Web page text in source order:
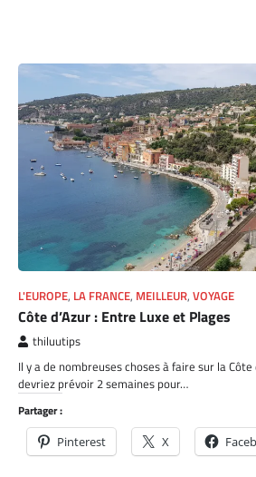
L'EUROPE, LA FRANCE, MEILLEUR, VOYAGE
Côte d’Azur : Entre Luxe et Plages
thiluutips
Il y a de nombreuses choses à faire sur la Côte
devriez prévoir 2 semaines pour…
Partager :
Pinterest X